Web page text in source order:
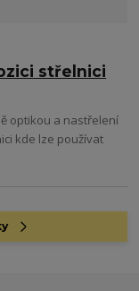
střelnici
optikou a nastřelení
kde lze používat